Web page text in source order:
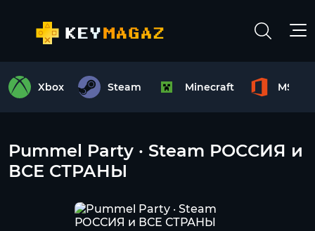
Xbox Steam Minecraft MS
Pummel Party · Steam РОССИЯ и
ВСЕ СТРАНЫ